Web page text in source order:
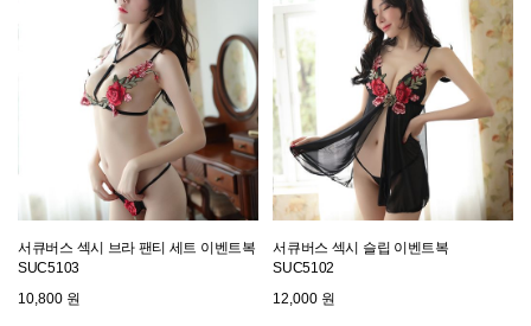
서큐버스 섹시 브라 팬티 세트 이벤트복
SUC5103
10,800 원
서큐버스 섹시 슬립 이벤트복
SUC5102
12,000 원